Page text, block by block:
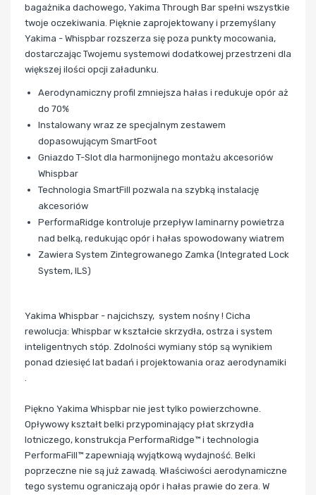
bagażnika dachowego, Yakima Through Bar spełni wszystkie
twoje oczekiwania. Pięknie zaprojektowany i przemyślany
Yakima - Whispbar rozszerza się poza punkty mocowania,
dostarczając Twojemu systemowi dodatkowej przestrzeni dla
większej ilości opcji załadunku.
Aerodynamiczny profil zmniejsza hałas i redukuje opór aż
do 70%
Instalowany wraz ze specjalnym zestawem
dopasowującym SmartFoot
Gniazdo T-Slot dla harmonijnego montażu akcesoriów
Whispbar
Technologia SmartFill pozwala na szybką instalację
akcesoriów
PerformaRidge kontroluje przepływ laminarny powietrza
nad belką, redukując opór i hałas spowodowany wiatrem
Zawiera System Zintegrowanego Zamka (Integrated Lock
System, ILS)
Yakima Whispbar - najcichszy, system nośny ! Cicha
rewolucja: Whispbar w kształcie skrzydła, ostrza i system
inteligentnych stóp. Zdolności wymiany stóp są wynikiem
ponad dziesięć lat badań i projektowania oraz aerodynamiki
Piękno Yakima Whispbar nie jest tylko powierzchowne.
Opływowy kształt belki przypominający płat skrzydła
lotniczego, konstrukcja PerformaRidge™ i technologia
PerformaFill™ zapewniają wyjątkową wydajność. Belki
poprzeczne nie są już zawadą. Właściwości aerodynamiczne
tego systemu ograniczają opór i hałas prawie do zera. W